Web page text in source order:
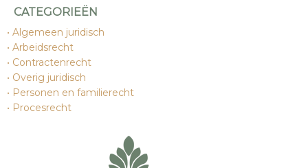
CATEGORIEËN
Algemeen juridisch
Arbeidsrecht
Contractenrecht
Overig juridisch
Personen en familierecht
Procesrecht